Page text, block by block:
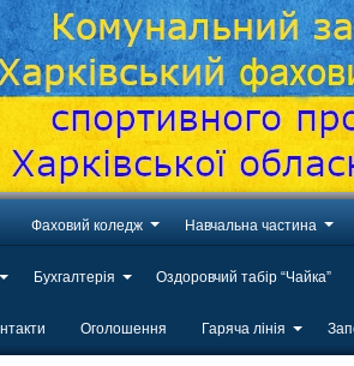
Фаховий коледж Навчальна частина
Бухгалтерія Оздоровчий табір “Чайка”
Оголошення Гаряча лінія